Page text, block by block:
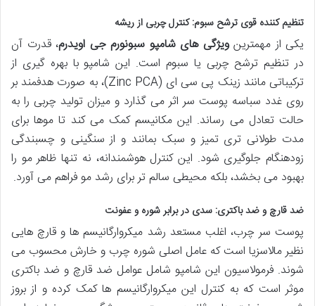
تنظیم کننده قوی ترشح سبوم: کنترل چربی از ریشه
یکی از مهمترینویژگی های شامپو سبونورم جی اویدرم، قدرت آن
در تنظیم ترشح چربی یا سبوم است. این شامپو با بهره گیری از
ترکیباتی مانند زینک پی سی ای (Zinc PCA)، به صورت هدفمند بر
روی غدد سباسه پوست سر اثر می گذارد و میزان تولید چربی را به
حالت تعادل می رساند. این مکانیسم کمک می کند تا موها برای
مدت طولانی تری تمیز و سبک بمانند و از سنگینی و چسبندگی
زودهنگام جلوگیری شود. این کنترل هوشمندانه، نه تنها ظاهر مو را
بهبود می بخشد، بلکه محیطی سالم تر برای رشد مو فراهم می آورد.
ضد قارچ و ضد باکتری: سدی در برابر شوره و عفونت
پوست سر چرب، اغلب مستعد رشد میکروارگانیسم ها و قارچ هایی
نظیر مالاسزیا است که عامل اصلی شوره چرب و خارش محسوب می
شوند. فرمولاسیون این شامپو شامل عوامل ضد قارچ و ضد باکتری
موثر است که به کنترل این میکروارگانیسم ها کمک کرده و از بروز